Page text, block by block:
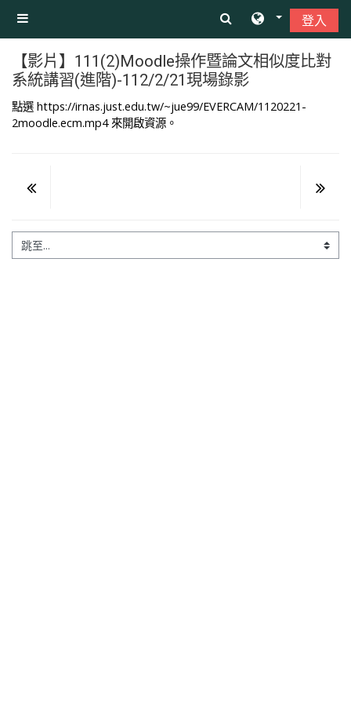
側板
登入
【影片】111(2)Moodle操作暨論文相似度比對
系統講習(進階)-112/2/21現場錄影
點選 https://irnas.just.edu.tw/~jue99/EVERCAM/1120221-
2moodle.ecm.mp4來開啟資源。
跳至...